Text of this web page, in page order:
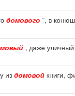
домового ”, в
, даже уличный
из домовой книги,